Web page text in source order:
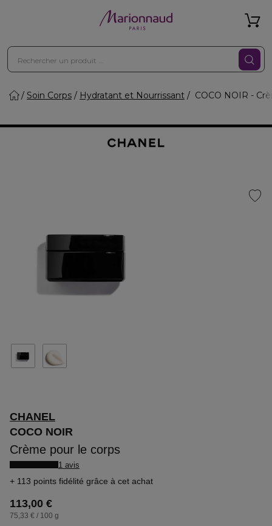
Soin Corps Hydratant et Nourrissant COCO NOIR -
CHANEL
COCO NOIR
Crème pour le corps
1 avis
113 points fidélité grâce à cet achat
113,00 €
75,33 € / 100 g